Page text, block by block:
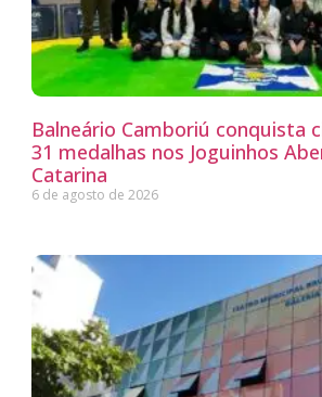
Balneário Camboriú conquista
31 medalhas nos Joguinhos
Catarina
6 de agosto de 2026